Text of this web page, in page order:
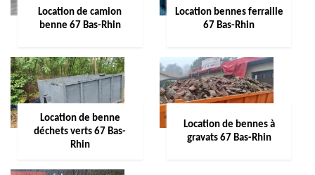
Location de camion
benne 67 Bas-Rhin
Location bennes ferraille
67 Bas-Rhin
Location de benne
déchets verts 67 Bas-
Rhin
Location de bennes à
gravats 67 Bas-Rhin